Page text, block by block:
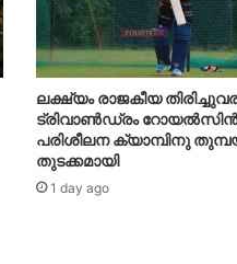
ലക്ഷ്യം രാജകീയ
ട്രിവാൺഡ്രം
പരിശീലന ക്യാമ്പിനു
തുടക്കമായി
1 day ago